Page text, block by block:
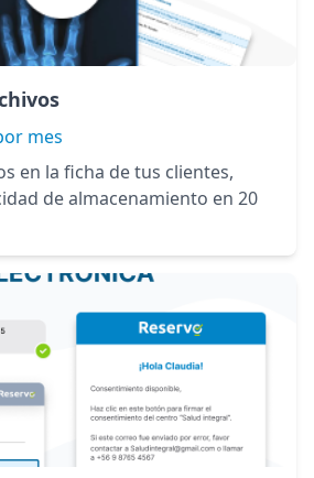
mes
en la ficha de tus clientes,
de almacenamiento en 20